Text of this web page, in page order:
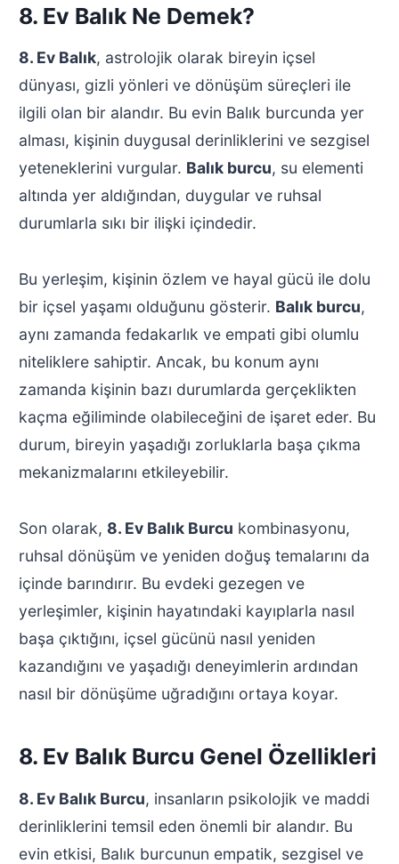
8. Ev Balık Ne Demek?
8. Ev Balık, astrolojik olarak bireyin içsel
dünyası, gizli yönleri ve dönüşüm süreçleri ile
ilgili olan bir alandır. Bu evin Balık burcunda yer
alması, kişinin duygusal derinliklerini ve sezgisel
yeteneklerini vurgular. Balık burcu, su elementi
altında yer aldığından, duygular ve ruhsal
durumlarla sıkı bir ilişki içindedir.
Bu yerleşim, kişinin özlem ve hayal gücü ile dolu
bir içsel yaşamı olduğunu gösterir. Balık burcu,
aynı zamanda fedakarlık ve empati gibi olumlu
niteliklere sahiptir. Ancak, bu konum aynı
zamanda kişinin bazı durumlarda gerçeklikten
kaçma eğiliminde olabileceğini de işaret eder. Bu
durum, bireyin yaşadığı zorluklarla başa çıkma
mekanizmalarını etkileyebilir.
Son olarak, 8. Ev Balık Burcu kombinasyonu,
ruhsal dönüşüm ve yeniden doğuş temalarını da
içinde barındırır. Bu evdeki gezegen ve
yerleşimler, kişinin hayatındaki kayıplarla nasıl
başa çıktığını, içsel gücünü nasıl yeniden
kazandığını ve yaşadığı deneyimlerin ardından
nasıl bir dönüşüme uğradığını ortaya koyar.
8. Ev Balık Burcu Genel Özellikleri
8. Ev Balık Burcu, insanların psikolojik ve maddi
derinliklerini temsil eden önemli bir alandır. Bu
evin etkisi, Balık burcunun empatik, sezgisel ve